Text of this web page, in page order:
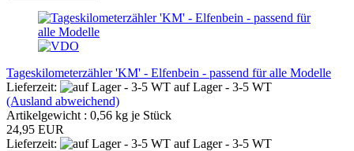
Tageskilometerzähler 'KM' - Elfenbein - passend für alle Modelle
Lieferzeit:
auf Lager - 3-5 WT
(Ausland abweichend)
Artikelgewicht : 0,56 kg je Stück
24,95 EUR
Lieferzeit:
auf Lager - 3-5 WT